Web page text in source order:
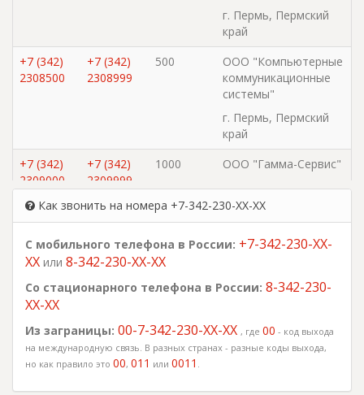
г. Пермь, Пермский
край
+7 (342)
2308500
+7 (342)
2308999
500
ООО "Компьютерные
коммуникационные
системы"
г. Пермь, Пермский
край
+7 (342)
2309000
+7 (342)
2309999
1000
ООО "Гамма-Сервис"
г. Пермь, Пермский
край
Как звонить на номера +7-342-230-XX-XX
С мобильного телефона в России: +7-342-230-XX-
XX или 8-342-230-XX-XX
Со стационарного телефона в России: 8-342-230-
XX-XX
Из заграницы: 00-7-342-230-XX-XX , где 00 - код выхода
на международную связь. В разных странах - разные коды выхода,
но как правило это 00, 011 или 0011 .